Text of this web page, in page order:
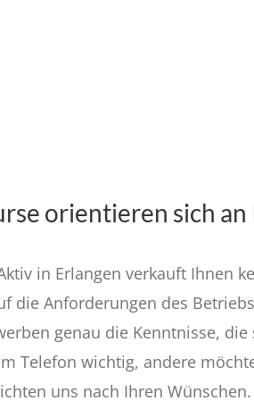
orientieren sich
in Erlangen verkauft Ihnen
die Anforderungen des
genau die Kenntnisse,
Telefon wichtig, andere
uns nach Ihren Wünschen.